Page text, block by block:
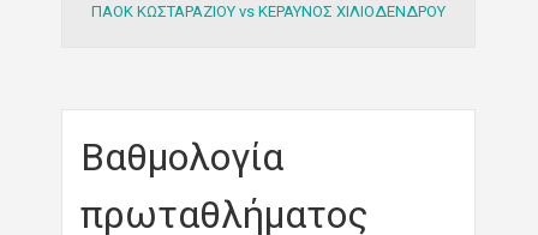
ΠΑΟΚ ΚΩΣΤΑΡΑΖΙΟΥ vs ΚΕΡΑΥΝΟΣ ΧΙΛΙΟΔΕΝΔΡΟΥ
Βαθμολογία
πρωταθλήματος